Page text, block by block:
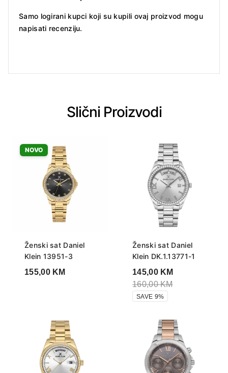
Samo logirani kupci koji su kupili ovaj proizvod mogu
napisati recenziju.
Slični Proizvodi
NOVO
Ženski sat Daniel
Klein 13951-3
155,00 KM
Ženski sat Daniel
Klein DK.1.13771-1
145,00 KM
160,00KM
SAVE 9%